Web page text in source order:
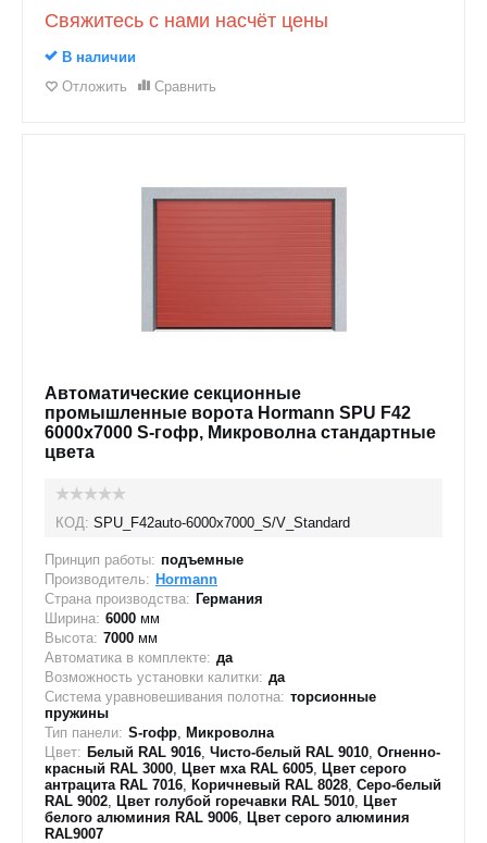
Свяжитесь с нами насчёт цены
В наличии
Отложить
Сравнить
Автоматические секционные
промышленные ворота Hormann SPU F42
6000х7000 S-гофр, Микроволна стандартные
цвета
КОД: SPU_F42auto-6000х7000_S/V_Standard
Принцип работы: подъемные
Производитель: Hormann
Страна производства: Германия
Ширина: 6000 мм
Высота: 7000 мм
Автоматика в комплекте: да
Возможность установки калитки: да
Система уравновешивания полотна: торсионные
пружины
Тип панели: S-гофр, Микроволна
Цвет: Белый RAL 9016, Чисто-белый RAL 9010, Огненно-
красный RAL 3000, Цвет мха RAL 6005, Цвет серого
антрацита RAL 7016, Коричневый RAL 8028, Серо-белый
RAL 9002, Цвет голубой горечавки RAL 5010, Цвет
белого алюминия RAL 9006, Цвет серого алюминия
RAL9007